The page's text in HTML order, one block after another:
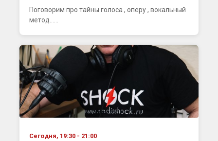
Поговорим про тайны голоса , оперу , вокальный
метод......
Сегодня, 19:30 - 21:00